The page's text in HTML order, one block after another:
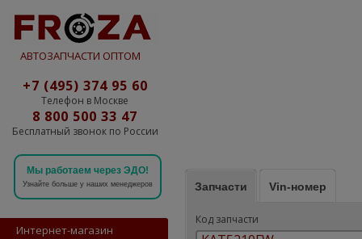
АВТОЗАПЧАСТИ ОПТОМ
+7 (495) 374 95 60
Телефон в Москве
8 800 500 33 47
Бесплатный звонок по России
Мы работаем через ЭДО!
Узнайте больше у наших менеджеров
Интернет-магазин
Запчасти Vin-номер
Код запчасти